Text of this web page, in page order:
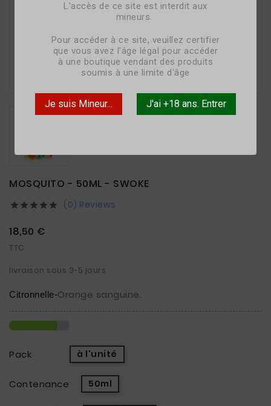
L'accès de ce site est interdit aux
mineurs.
Pour accéder à ce site, veuillez certifier
que vous avez l'âge légal pour accéder
à une boutique vendant des produits
soumis à une limite d'âge
Je suis Mineur... J'ai +18 ans. Entrer
MOSQUITO - 50ML - SWOKE
     (0) Reviews
18,50 €
TTC
livraison sous 3-5 jours
Citronnelle-Orange sanguine.
Pack à l'unité
Contenance 50ml